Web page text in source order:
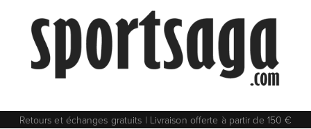
Retours et échanges gratuits | Livraison offerte à partir de 150 €